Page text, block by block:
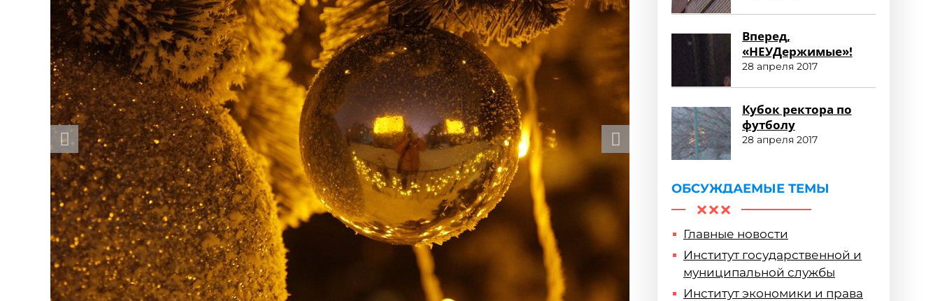
Вперед,
«НЕУДержимые»!
28 апреля 2017
Кубок ректора по
футболу
28 апреля 2017
ОБСУЖДАЕМЫЕ ТЕМЫ
Главные новости
Институт государственной и
муниципальной службы
Институт экономики и права